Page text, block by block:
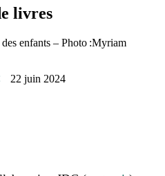
en mode jeunesse
livres
enfants – Photo :Myriam
22 juin 2024